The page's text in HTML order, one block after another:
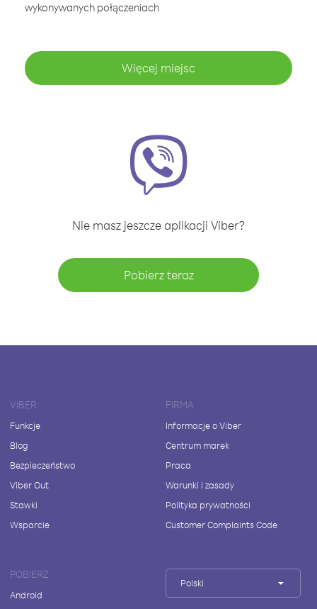
wykonywanych połączeniach
Więcej miejsc
Nie masz jeszcze aplikacji Viber?
Pobierz teraz
VIBER
Funkcje
Blog
Bezpieczeństwo
Viber Out
Stawki
Wsparcie
FIRMA
Informacje o Viber
Centrum marek
Praca
Warunki i zasady
Polityka prywatności
Customer Complaints Code
POBIERZ
Android
Polski